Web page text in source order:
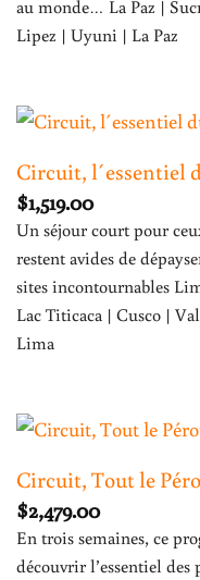
au monde… La Paz |
Lipez | Uyuni | La Paz
Circuit, l´essentiel
$1,519.00
Un séjour court pour
restent avides de
sites incontournables
Lac Titicaca | Cusco |
Lima
Circuit, Tout le
$2,479.00
En trois semaines, ce
découvrir l’essentiel